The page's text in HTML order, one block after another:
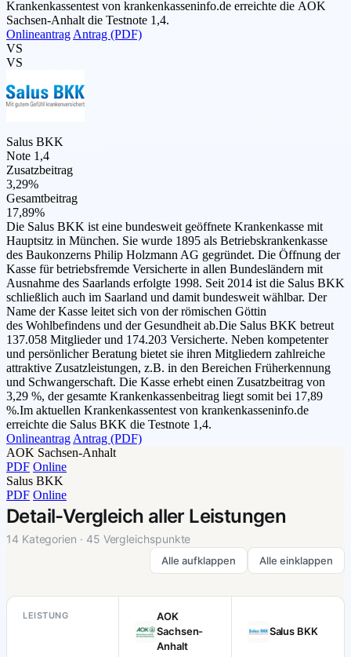
Krankenkassentest von krankenkasseninfo.de erreichte die AOK
Sachsen-Anhalt die Testnote 1,4.
Onlineantrag Antrag (PDF)
VS
VS
Salus BKK
Note 1,4
Zusatzbeitrag
3,29%
Gesamtbeitrag
17,89%
Die Salus BKK ist eine bundesweit geöffnete Krankenkasse mit
Hauptsitz in München. Sie wurde 1895 als Betriebskrankenkasse
des Baukonzerns Philip Holzmann AG gegründet. Die Öffnung der
Kasse für betriebsfremde Versicherte in allen Bundesländern mit
Ausnahme des Saarlands erfolgte 1998. Seit 2014 ist die Salus BKK
schließlich auch im Saarland und damit bundesweit wählbar. Der
Name der Kasse leitet sich von der römischen Göttin
des Wohlbefindens und der Gesundheit ab.Die Salus BKK betreut
137.058 Mitglieder und 174.203 Versicherte. Neben kompetenter
und persönlicher Beratung bietet sie ihren Mitgliedern zahlreiche
attraktive Zusatzleistungen, z.B. in den Bereichen Früherkennung
und Schwangerschaft. Die Kasse erhebt einen Zusatzbeitrag von
3,29 %, der gesamte Krankenkassenbeitrag liegt somit bei 17,89
%.Im aktuellen Krankenkassentest von krankenkasseninfo.de
erreichte die Salus BKK die Testnote 1,4.
Onlineantrag Antrag (PDF)
AOK Sachsen-Anhalt
PDF Online
Salus BKK
PDF Online
Detail-Vergleich aller Leistungen
14 Kategorien · 45 Vergleichspunkte
Alle aufklappen Alle einklappen
LEISTUNG
AOK
Sachsen-
Anhalt
Salus BKK